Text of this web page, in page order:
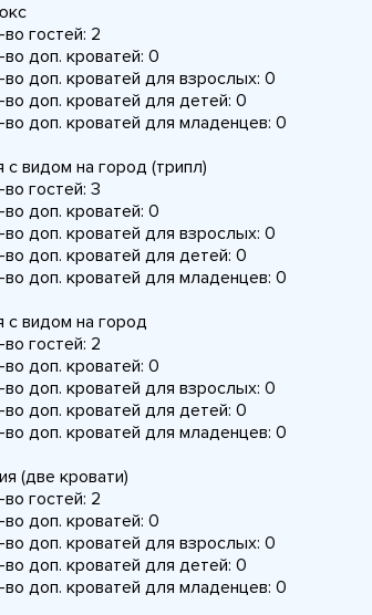
гостей: 2
доп. кроватей: 0
доп. кроватей для взрослых: 0
доп. кроватей для детей: 0
доп. кроватей для младенцев: 0
с видом на город (трипл)
гостей: 3
доп. кроватей: 0
доп. кроватей для взрослых: 0
доп. кроватей для детей: 0
доп. кроватей для младенцев: 0
с видом на город
гостей: 2
доп. кроватей: 0
доп. кроватей для взрослых: 0
доп. кроватей для детей: 0
доп. кроватей для младенцев: 0
(две кровати)
гостей: 2
доп. кроватей: 0
доп. кроватей для взрослых: 0
доп. кроватей для детей: 0
доп. кроватей для младенцев: 0